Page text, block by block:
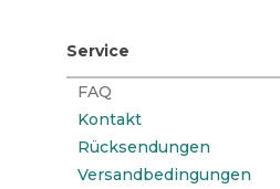
Service
FAQ
Kontakt
Rücksendungen
Versandbedingungen